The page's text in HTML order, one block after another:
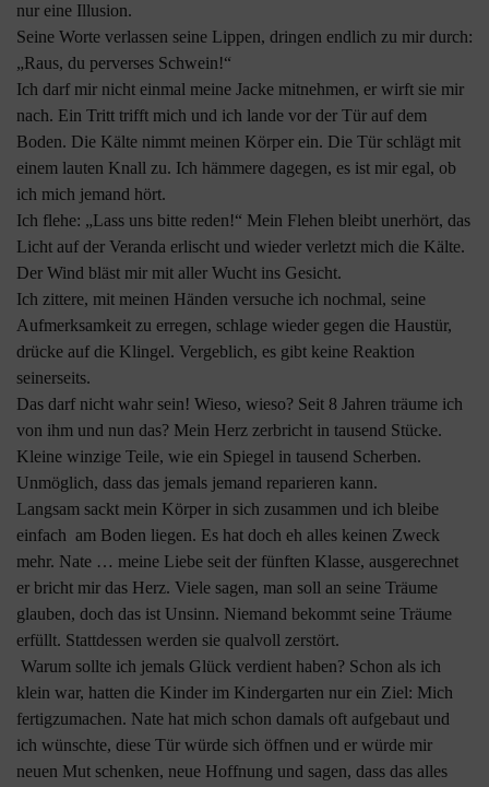
nur eine Illusion.
Seine Worte verlassen seine Lippen, dringen endlich zu mir durch:
„Raus, du perverses Schwein!“
Ich darf mir nicht einmal meine Jacke mitnehmen, er wirft sie mir
nach. Ein Tritt trifft mich und ich lande vor der Tür auf dem
Boden. Die Kälte nimmt meinen Körper ein. Die Tür schlägt mit
einem lauten Knall zu. Ich hämmere dagegen, es ist mir egal, ob
ich mich jemand hört.
Ich flehe: „Lass uns bitte reden!“ Mein Flehen bleibt unerhört, das
Licht auf der Veranda erlischt und wieder verletzt mich die Kälte.
Der Wind bläst mir mit aller Wucht ins Gesicht.
Ich zittere, mit meinen Händen versuche ich nochmal, seine
Aufmerksamkeit zu erregen, schlage wieder gegen die Haustür,
drücke auf die Klingel. Vergeblich, es gibt keine Reaktion
seinerseits.
Das darf nicht wahr sein! Wieso, wieso? Seit 8 Jahren träume ich
von ihm und nun das? Mein Herz zerbricht in tausend Stücke.
Kleine winzige Teile, wie ein Spiegel in tausend Scherben.
Unmöglich, dass das jemals jemand reparieren kann.
Langsam sackt mein Körper in sich zusammen und ich bleibe
einfach am Boden liegen. Es hat doch eh alles keinen Zweck
mehr. Nate … meine Liebe seit der fünften Klasse, ausgerechnet
er bricht mir das Herz. Viele sagen, man soll an seine Träume
glauben, doch das ist Unsinn. Niemand bekommt seine Träume
erfüllt. Stattdessen werden sie qualvoll zerstört.
Warum sollte ich jemals Glück verdient haben? Schon als ich
klein war, hatten die Kinder im Kindergarten nur ein Ziel: Mich
fertigzumachen. Nate hat mich schon damals oft aufgebaut und
ich wünschte, diese Tür würde sich öffnen und er würde mir
neuen Mut schenken, neue Hoffnung und sagen, dass das alles